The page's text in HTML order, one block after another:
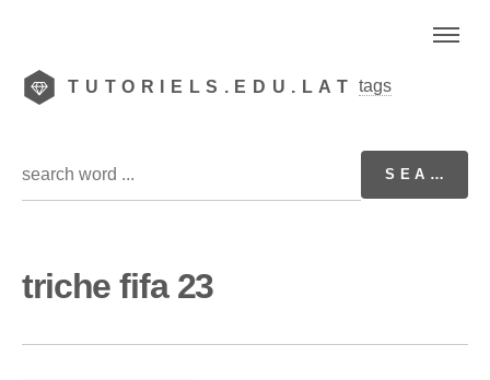
TUTORIELS.EDU.LAT tags
triche fifa 23